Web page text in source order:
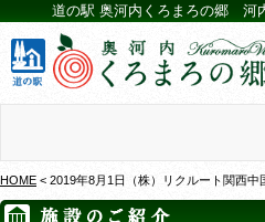
道の駅 奥河内くろまろの郷 河
HOME < 2019年8月1日（株）リクルート関西中